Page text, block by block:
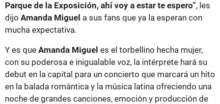
Parque de la Exposición, ahí voy a estar te espero”, les
dijo Amanda Miguel a sus fans que ya la esperan con
mucha expectativa.
Y es que Amanda Miguel es el torbellino hecha mujer,
con su poderosa e inigualable voz, la intérprete hará su
debut en la capital para un concierto que marcará un hito
en la balada romántica y la música latina ofreciendo una
noche de grandes canciones, emoción y producción de